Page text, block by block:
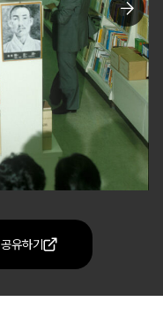
공유하기